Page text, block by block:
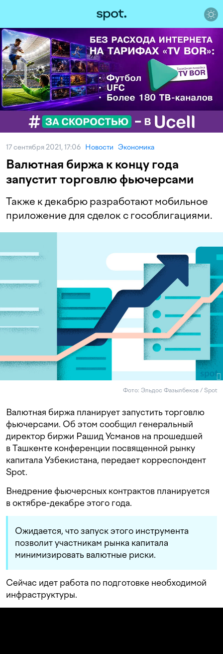
17 сентября 2021, 17:06 Новости Экономика
Валютная биржа к концу года
запустит торговлю фьючерсами
Также к декабрю разработают мобильное
приложение для сделок с гособлигациями.
Фото: Эльдос Фазылбеков / Spot
Валютная биржа планирует запустить торговлю
фьючерсами. Об этом сообщил генеральный
директор биржи Рашид Усманов на прошедшей
в Ташкенте конференции посвященной рынку
капитала Узбекистана, передает корреспондент
Spot.
Внедрение фьючерсных контрактов планируется
в октябре-декабре этого года.
Ожидается, что запуск этого инструмента
позволит участникам рынка капитала
минимизировать валютные риски.
Сейчас идет работа по подготовке необходимой
инфраструктуры.